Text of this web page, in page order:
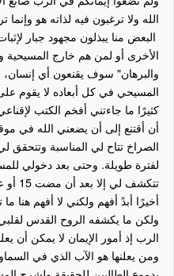
الله ولا ترغبون فيه لذاته هو
البعض منا يبذلون مجهود جبار
الأخرى أو لمن هم خارج المسيحية
والبرهان" سوف يقنعون أي إنسان،
المسيحي في كل أبعاده لا يقوم على
كثيرًا ما جاءتني أفخم الكتب
أن أقتنع إلى أن يضعني الله في
الصراخ تتاح لي المناسبة وتتحقق
لفترة طويلة. وحتى بعد دخولي
أخيرًا أبدً أفهم ولكني لا أفهم
ولكن ما يكشفه الروح القدس
الرب إذ أمور الإيمان لا يمكن أن
ومن يعلنها هو الآب الذي في